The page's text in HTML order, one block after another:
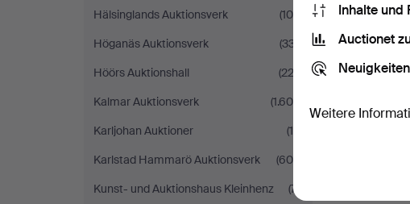
Hälsinglands Auktionsverk
(108)
Höganäs Auktionsverk
(337)
Höörs Auktionshall
(222)
Kalmar Auktionsverk
(1.605)
Karljohan Auktioner
(10)
Karlstad Hammarö Auktionsverk
(609)
Kunst- und Auktionshaus Kleinhenz
(71)
Inhalte und
Auctionet
Weitere